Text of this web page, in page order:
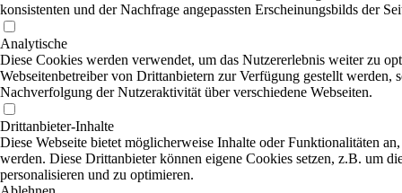
konsistenten und der Nachfrage angepassten Erscheinungsbilds der
Analytische
Diese Cookies werden verwendet, um das Nutzererlebnis weiter zu
Webseitenbetreiber von Drittanbietern zur Verfügung gestellt
Nachverfolgung der Nutzeraktivität über verschiedene Webseiten.
Drittanbieter-Inhalte
Diese Webseite bietet möglicherweise Inhalte oder Funktionalitäten
werden. Diese Drittanbieter können eigene Cookies setzen, z.B. um
personalisieren und zu optimieren.